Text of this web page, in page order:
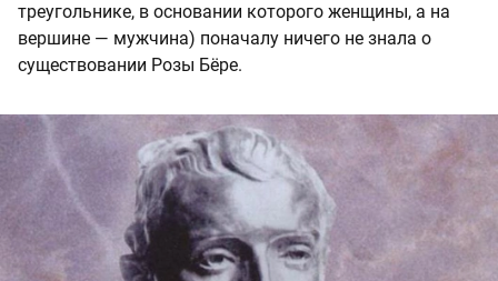
треугольнике, в основании которого женщины, а на
вершине — мужчина) поначалу ничего не знала о
существовании Розы Бёре.